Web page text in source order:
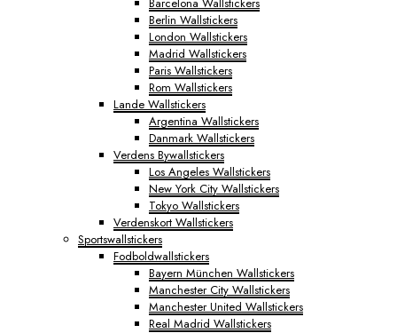
Berlin Wallstickers
London Wallstickers
Madrid Wallstickers
Paris Wallstickers
Rom Wallstickers
Lande Wallstickers
Argentina Wallstickers
Danmark Wallstickers
Verdens Bywallstickers
Los Angeles Wallstickers
New York City Wallstickers
Tokyo Wallstickers
Verdenskort Wallstickers
Sportswallstickers
Fodboldwallstickers
Bayern München Wallstickers
Manchester City Wallstickers
Manchester United Wallstickers
Real Madrid Wallstickers